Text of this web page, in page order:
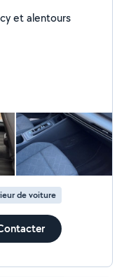
et alentours
de voiture